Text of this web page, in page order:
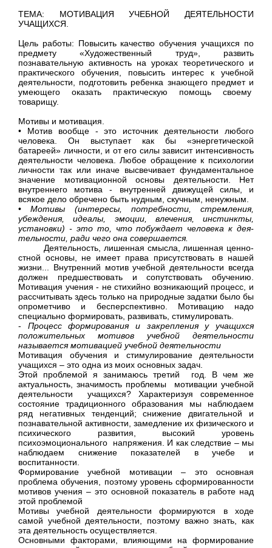
ТЕМА: МОТИВАЦИЯ УЧЕБНОЙ ДЕЯТЕЛЬНОСТИ
УЧАЩИХСЯ.
Цель работы: Повысить качество обучения учащихся по
предмету «Художественный труд», развить
познавательную активность на уроках теоретического и
практического обучения, повысить интерес к учебной
деятельности, подготовить ребенка знающего предмет и
умеющего оказать практическую помощь своему
товарищу.
Мотивы и мотивация.
• Мотив вообще - это источник деятельности лю­бого
человека. Он выступает как бы «энергетиче­ской
батареей» личности, и от его силы зависит интенсивность
деятельности человека. Любое обращение к пси­хологии
личности так или иначе высвечивает фун­даментальное
значение мотивационной основы деятельности. Нет
внутреннего мотива - внутрен­ней движущей силы, и
всякое дело обречено быть нудным, скучным, ненужным.
•Мотивы (интересы, потребности, стремления,
убеждения, идеалы, эмоции, влечения, инстинкты,
установки) - это то, что побуждает человека к дея­
тельности, ради чего она совершается.
Деятельность, лишенная смысла, лишенная ценно­
стной основы, не имеет права присутствовать в нашей
жизни... Внутренний мотив учебной деятельности всегда
должен предшествовать и сопутствовать обучению.
Мотивация учения - не стихийно возникающий про­цесс, и
рассчитывать здесь только на природные задатки было бы
опрометчиво и бесперспективно. Мотивацию надо
специально формировать, раз­вивать, стимулировать.
- Процесс формирования и закрепления у учащихся
положительных мотивов учебной деятельно­сти
называется мотивацией учебной деятельности
Мотивация обучения и стимулирование деятельности
учащихся – это одна из моих основных задач.
Этой проблемой я зани­маюсь третий год. В чем же
актуальность, значимость проблемы мотива­ции учебной
деятельности учащихся? Характеризуя современное
состояние традиционного образования мы наблюдаем
ряд негативных тенденций; снижение двигательной и
познавательной активности, замедление их физического и
психического развития, высокий уровень
психоэмоционального напряжения. И как следствие – мы
наблюдаем снижение показателей в учебе и
воспитанности.
Формирование учебной мотивации – это основная
проблема обучения, поэтому уровень сформированности
мотивов учения – это основной показатель в работе над
этой проблемой
Мотивы учебной деятельности формируются в ходе
самой учебной деятельности, поэтому важно знать, как
эта деятельность осуществляется.
Основными факторами, влияющими на форми­рование